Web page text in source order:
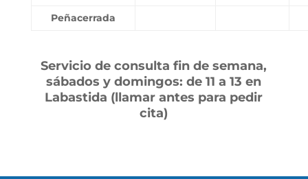
Peñacerrada
Servicio de consulta fin de semana,
sábados y domingos: de 11 a 13 en
Labastida (llamar antes para pedir
cita)